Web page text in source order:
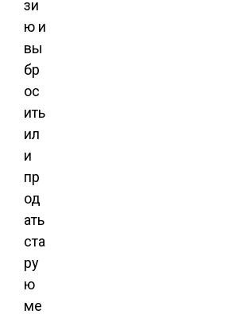
зи
ю и
вы
бр
ос
ить
ил
и
пр
од
ать
ста
ру
ю
ме